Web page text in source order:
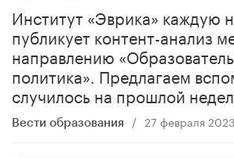
Институт «Эврика» каждую
публикует контент-анализ
направлению
политика». Предлагаем
случилось на прошлой
Вести образования / 27 февраля 2023